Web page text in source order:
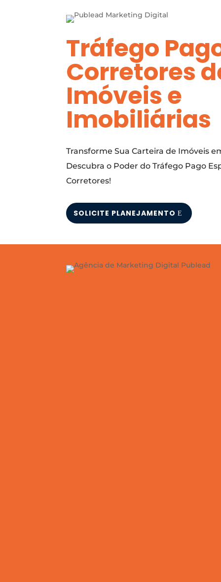
Tráfego
Corretores
Imóveis e
Imobiliárias
Transforme Sua Carteira de Imóveis
Descubra o Poder do Tráfego Pago
Corretores!
SOLICITE PLANEJAMENTO